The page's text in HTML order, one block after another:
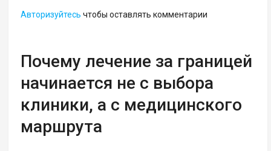
Авторизуйтесь чтобы оставлять комментарии
Почему лечение за границей
начинается не с выбора
клиники, а с медицинского
маршрута